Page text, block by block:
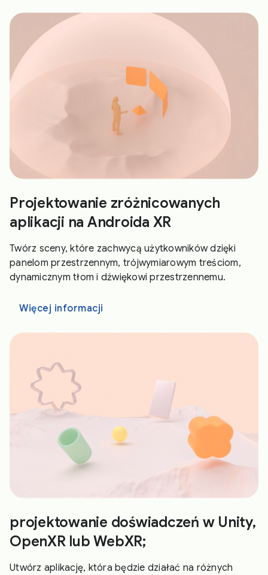
Projektowanie zróżnicowanych
aplikacji na Androida XR
Twórz sceny, które zachwycą użytkowników dzięki
panelom przestrzennym, trójwymiarowym treściom,
dynamicznym tłom i dźwiękowi przestrzennemu.
Więcej informacji
projektowanie doświadczeń w Unity,
OpenXR lub WebXR;
Utwórz aplikację, która będzie działać na różnych